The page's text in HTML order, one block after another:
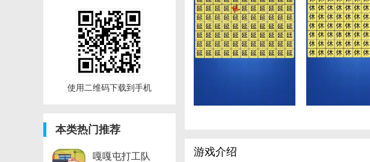
使用二维码下载到手机
本类热门推荐
嘎嘎屯打工队 游戏介绍